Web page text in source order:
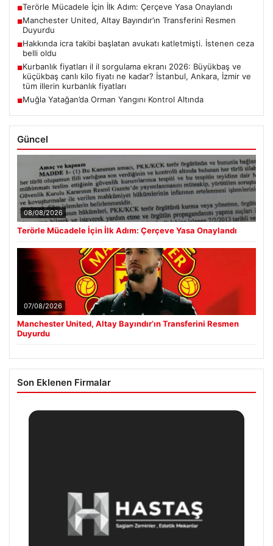
■Terörle Mücadele İçin İlk Adım: Çerçeve Yasa Onaylandı
■Manchester United, Altay Bayındır’ın Transferini Resmen
Duyurdu
■Hakkında icra takibi başlatan avukatı katletmişti. İstenen ceza
belli oldu
■Kurbanlık fiyatları il il sorgulama ekranı 2026: Büyükbaş ve
küçükbaş canlı kilo fiyatı ne kadar? İstanbul, Ankara, İzmir ve
tüm illerin kurbanlık fiyatları
■Muğla Yatağan’da Orman Yangını Kontrol Altında
Güncel
08/08/2026
Terörle Mücadele İçin İlk Adım: Çerçeve Yasa Onaylandı
07/08/2026
Manchester United, Altay Bayındır’ın Transferini Resmen
Duyurdu
Son Eklenen Firmalar